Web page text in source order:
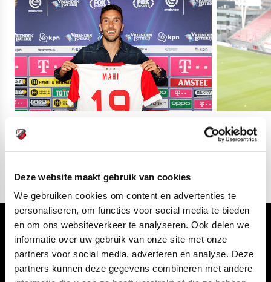
Deze website maakt gebruik van cookies
We gebruiken cookies om content en advertenties te
personaliseren, om functies voor social media te bieden
en om ons websiteverkeer te analyseren. Ook delen we
informatie over uw gebruik van onze site met onze
partners voor social media, adverteren en analyse. Deze
partners kunnen deze gegevens combineren met andere
03
Volg ons ook via